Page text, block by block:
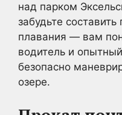
над парком
забудьте
плавания — вам
водитель и
безопасно
озере.